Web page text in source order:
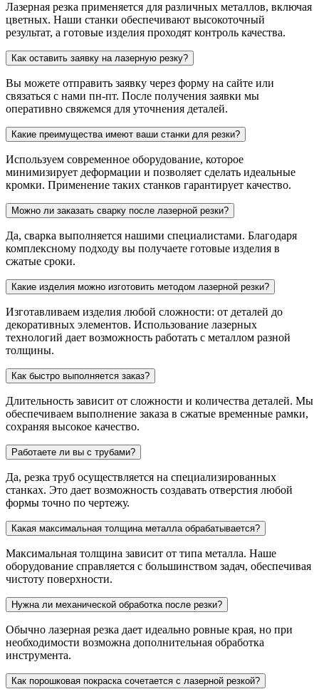
Лазерная резка применяется для различных металлов, включая
цветных. Наши станки обеспечивают высокоточный
результат, а готовые изделия проходят контроль качества.
Как оставить заявку на лазерную резку?
Вы можете отправить заявку через форму на сайте или
связаться с нами пн-пт. После получения заявки мы
оперативно свяжемся для уточнения деталей.
Какие преимущества имеют ваши станки для резки?
Используем современное оборудование, которое
минимизирует деформации и позволяет сделать идеальные
кромки. Применение таких станков гарантирует качество.
Можно ли заказать сварку после лазерной резки?
Да, сварка выполняется нашими специалистами. Благодаря
комплексному подходу вы получаете готовые изделия в
сжатые сроки.
Какие изделия можно изготовить методом лазерной резки?
Изготавливаем изделия любой сложности: от деталей до
декоративных элементов. Использование лазерных
технологий дает возможность работать с металлом разной
толщины.
Как быстро выполняется заказ?
Длительность зависит от сложности и количества деталей. Мы
обеспечиваем выполнение заказа в сжатые временные рамки,
сохраняя высокое качество.
Работаете ли вы с трубами?
Да, резка труб осуществляется на специализированных
станках. Это дает возможность создавать отверстия любой
формы точно по чертежу.
Какая максимальная толщина металла обрабатывается?
Максимальная толщина зависит от типа металла. Наше
оборудование справляется с большинством задач, обеспечивая
чистоту поверхности.
Нужна ли механической обработка после резки?
Обычно лазерная резка дает идеально ровные края, но при
необходимости возможна дополнительная обработка
инструмента.
Как порошковая покраска сочетается с лазерной резкой?